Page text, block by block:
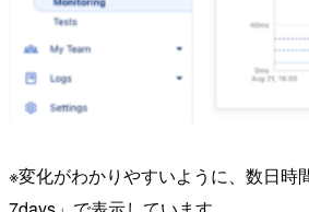
※変化がわかりやすいように、数日時